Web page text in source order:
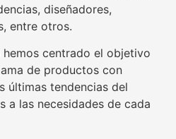
diseñadores,
entre otros.
centrado el objetivo
de productos con
últimas tendencias del
a las necesidades de cada